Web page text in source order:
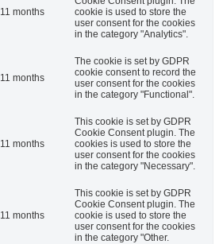
11 months
cookie is used to store the
user consent for the cookies
in the category "Analytics".
11 months
The cookie is set by GDPR
cookie consent to record the
user consent for the cookies
in the category "Functional".
11 months
This cookie is set by GDPR
Cookie Consent plugin. The
cookies is used to store the
user consent for the cookies
in the category "Necessary".
11 months
This cookie is set by GDPR
Cookie Consent plugin. The
cookie is used to store the
user consent for the cookies
in the category "Other.